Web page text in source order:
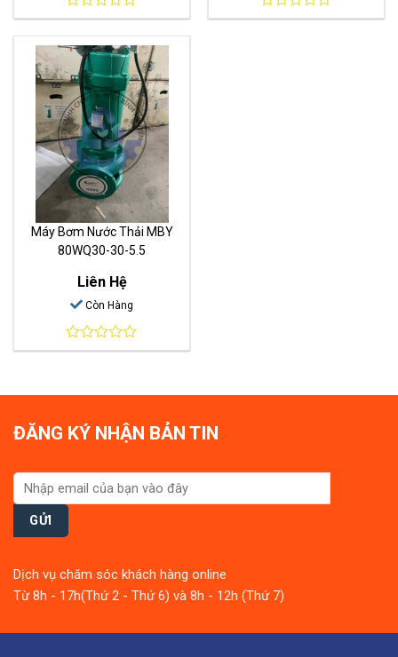
0
out
of
0
Máy Bơm Nước Thải MBY
80WQ30-30-5.5
Liên Hệ
Còn Hàng
0
5
ĐĂNG KÝ NHẬN BẢN TIN
Dịch vụ chăm sóc khách hàng online
Từ 8h - 17h(Thứ 2 - Thứ 6) và 8h - 12h (Thứ 7)